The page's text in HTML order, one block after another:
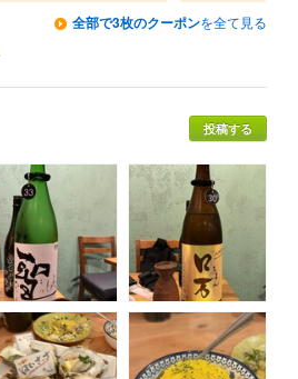
全部で3枚のクーポンを全て見る
投稿する